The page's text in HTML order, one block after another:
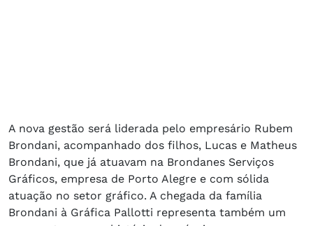
A nova gestão será liderada pelo empresário Rubem
Brondani, acompanhado dos filhos, Lucas e Matheus
Brondani, que já atuavam na Brondanes Serviços
Gráficos, empresa de Porto Alegre e com sólida
atuação no setor gráfico. A chegada da família
Brondani à Gráfica Pallotti representa também um